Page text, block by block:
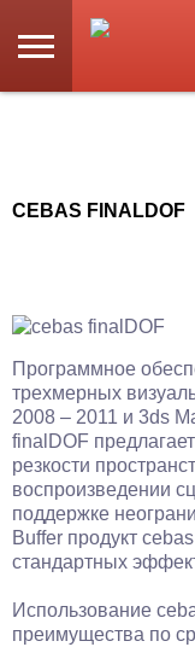
CEBAS FINALDOF
Программное
трехмерных
2008 – 2011 и 3ds
finalDOF
резкости
воспроизведении
поддержке
Buffer продукт
стандартных
Использование
преимущества по